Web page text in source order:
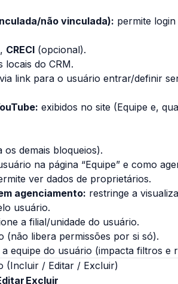
não vinculada): permite
, CRECI (opcional).
locais do CRM.
link para o usuário entrar/definir
exibidos no site (Equipe e,
demais bloqueios).
na página “Equipe” e como
ver dados de proprietários.
agenciamento: restringe a
usuário.
a filial/unidade do usuário.
(não libera permissões por si só).
equipe do usuário (impacta filtros e
(Incluir / Editar / Excluir)
Excluir